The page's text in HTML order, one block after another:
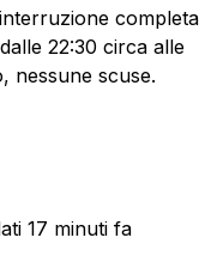
completa
22:30 circa alle
nessune scuse.
17 minuti fa